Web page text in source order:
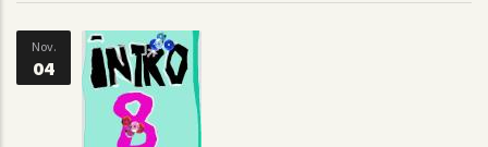
Nov.
04